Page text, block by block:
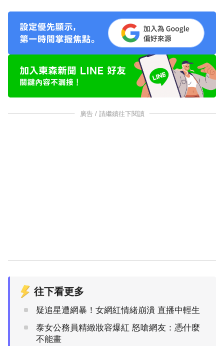
廣告 / 請繼續往下閱讀
往下看更多
疑追星遭網暴！女網紅情緒崩潰 直播中輕生
泰女公務員精緻妝容爆紅 怒嗆網友：憑什麼
不能畫